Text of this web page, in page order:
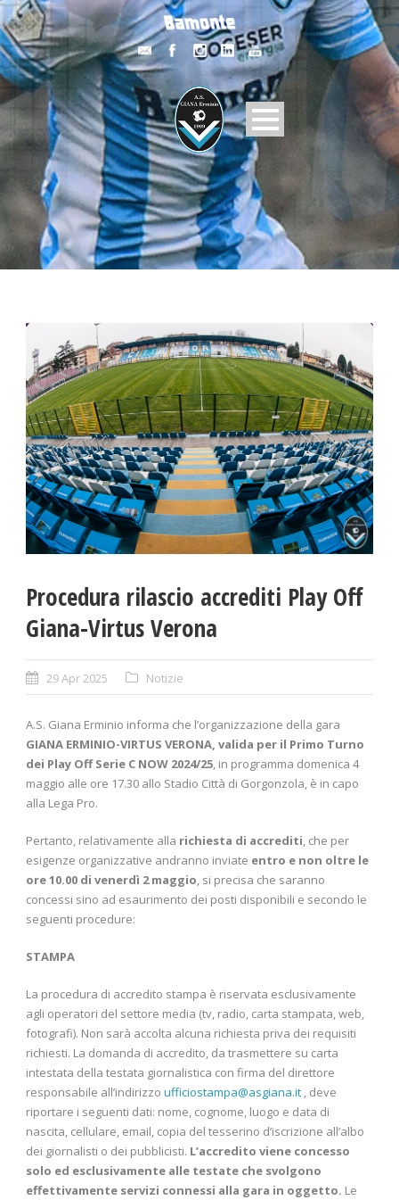
Procedura rilascio accrediti Play Off
Giana-Virtus Verona
29 Apr 2025 Notizie
A.S. Giana Erminio informa che l’organizzazione della gara
GIANA ERMINIO-VIRTUS VERONA, valida per il Primo Turno
dei Play Off Serie C NOW 2024/25, in programma domenica 4
maggio alle ore 17.30 allo Stadio Città di Gorgonzola, è in capo
alla Lega Pro.
Pertanto, relativamente alla richiesta di accrediti, che per
esigenze organizzative andranno inviate entro e non oltre le
ore 10.00 di venerdì 2 maggio, si precisa che saranno
concessi sino ad esaurimento dei posti disponibili e secondo le
seguenti procedure:
STAMPA
La procedura di accredito stampa è riservata esclusivamente
agli operatori del settore media (tv, radio, carta stampata, web,
fotografi). Non sarà accolta alcuna richiesta priva dei requisiti
richiesti. La domanda di accredito, da trasmettere su carta
intestata della testata giornalistica con firma del direttore
responsabile all’indirizzo ufficiostampa@asgiana.it , deve
riportare i seguenti dati: nome, cognome, luogo e data di
nascita, cellulare, email, copia del tesserino d’iscrizione all’albo
dei giornalisti o dei pubblicisti. L’accredito viene concesso
solo ed esclusivamente alle testate che svolgono
effettivamente servizi connessi alla gara in oggetto. Le